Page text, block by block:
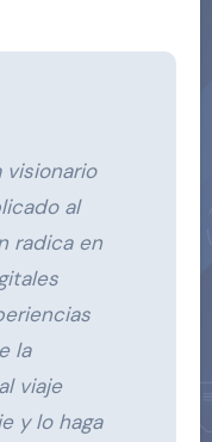
al
radica en
la
viaje
y lo haga